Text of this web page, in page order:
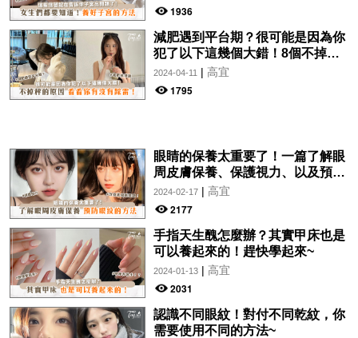
1936
減肥遇到平台期？很可能是因為你
犯了以下這幾個大錯！8個不掉秤
的原因，看看你有沒有踩雷！
2024-04-11 | 高宜
1795
眼睛的保養太重要了！一篇了解眼
周皮膚保養、保護視力、以及預防
眼紋的方法~
2024-02-17| 高宜
2177
手指天生醜怎麼辦？其實甲床也是
可以養起來的！趕快學起來~
2024-01-13| 高宜
2031
認識不同眼紋！對付不同乾紋，你
需要使用不同的方法~